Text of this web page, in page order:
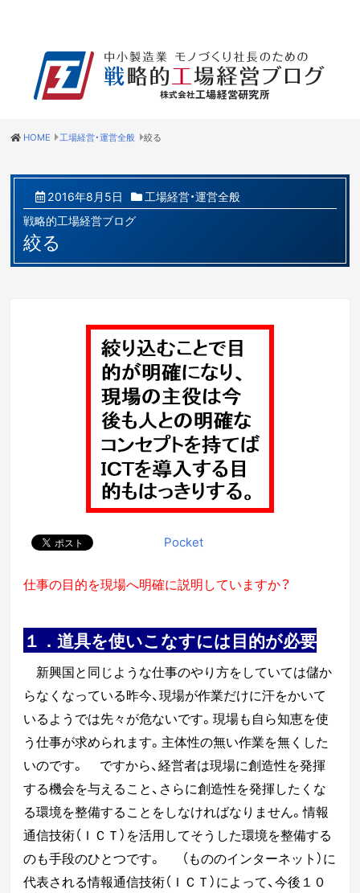
HOME 工場経営・運営全般 絞る
2016年8月5日 工場経営・運営全般
戦略的工場経営ブログ
絞る
Pocket
仕事の目的を現場へ明確に説明していますか？
１．道具を使いこなすには目的が必要
新興国と同じような仕事のやり方をしていては儲か
らなくなっている昨今、現場が作業だけに汗をかいて
いるようでは先々が危ないです。現場も自ら知恵を使
う仕事が求められます。 主体性の無い作業を無くした
いのです。
ですから、経営者は現場に創造性を発揮
する機会を与えること、さらに創造性を発揮したく な
る環境を整備することをしなければなりません。情報
通信技術（ＩＣＴ）を活用してそうした環境を整備する
のも手段のひとつです。
（もののインターネット）に
代表される情報通信技術（ＩＣＴ）によって、今後１０